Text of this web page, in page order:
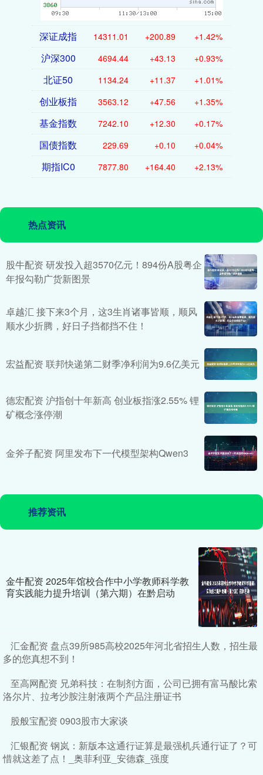
深证成指 14311.01 +200.89 +1.42%
沪深300 4694.44 +43.13 +0.93%
北证50 1134.24 +11.37 +1.01%
创业板指 3563.12 +47.56 +1.35%
基金指数 7242.10 +12.30 +0.17%
国债指数 229.69 +0.10 +0.04%
期指IC0 7877.80 +164.40 +2.13%
热点资讯
股牛配资 研发投入超3570亿元！894份A股粤企
年报勾勒广货新图景
卓越汇 接下来3个月，这3生肖诸事皆顺，顺风
顺水少折腾，好日子挡都挡不住！
宏益配资 联邦快递第二财季净利润为9.6亿美元
德宏配资 沪指创十年新高 创业板指涨2.55% 锂
矿概念涨停潮
金斧子配资 阿里发布下一代模型架构Qwen3
推荐资讯
金牛配资 2025年馆校合作中小学教师科学教
育实践能力提升培训（第六期）在黔启动
汇金配资 盘点39所985高校2025年河北省招生人数，招生最
多的您真想不到！
至高网配资 兄弟科技：在制剂方面，公司已拥有富马酸比索
洛尔片、拉考沙胺注射液两个产品注册证书
股般宝配资 0903股市大家谈
汇银配资 钢岚：新版本这通行证算是最强机兵通行证了？可
惜就这差了点！_奥菲利亚_安德森_强度